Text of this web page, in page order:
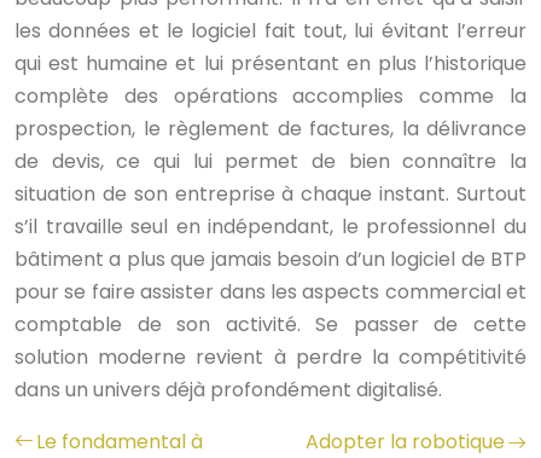
les données et le logiciel fait tout, lui évitant l’erreur
qui est humaine et lui présentant en plus l’historique
complète des opérations accomplies comme la
prospection, le règlement de factures, la délivrance
de devis, ce qui lui permet de bien connaître la
situation de son entreprise à chaque instant. Surtout
s’il travaille seul en indépendant, le professionnel du
bâtiment a plus que jamais besoin d’un logiciel de BTP
pour se faire assister dans les aspects commercial et
comptable de son activité. Se passer de cette
solution moderne revient à perdre la compétitivité
dans un univers déjà profondément digitalisé.
Le fondamental à
Adopter la robotique